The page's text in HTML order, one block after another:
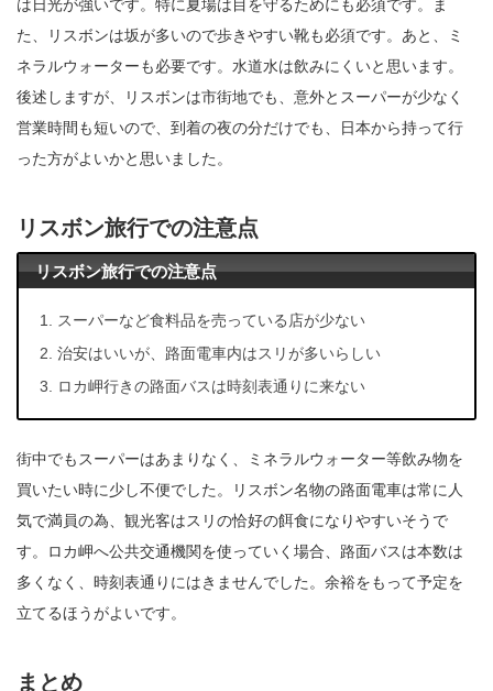
は日光が強いです。特に夏場は目を守るためにも必須です。ま
た、リスボンは坂が多いので歩きやすい靴も必須です。あと、ミ
ネラルウォーターも必要です。水道水は飲みにくいと思います。
後述しますが、リスボンは市街地でも、意外とスーパーが少なく
営業時間も短いので、到着の夜の分だけでも、日本から持って行
った方がよいかと思いました。
リスボン旅行での注意点
リスボン旅行での注意点
スーパーなど食料品を売っている店が少ない
治安はいいが、路面電車内はスリが多いらしい
ロカ岬行きの路面バスは時刻表通りに来ない
街中でもスーパーはあまりなく、ミネラルウォーター等飲み物を
買いたい時に少し不便でした。リスボン名物の路面電車は常に人
気で満員の為、観光客はスリの恰好の餌食になりやすいそうで
す。ロカ岬へ公共交通機関を使っていく場合、路面バスは本数は
多くなく、時刻表通りにはきませんでした。余裕をもって予定を
立てるほうがよいです。
まとめ